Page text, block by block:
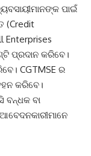
ପାଇଁ
Enterprises
ପ୍ରଦାନ କରିବେ।
CGTMSE ର
କରିବେ।
ବନ୍ଧକ ବା